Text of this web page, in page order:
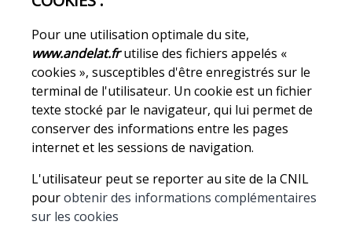
Pour une utilisation optimale du site,
www.andelat.frutilise des fichiers appelés «
cookies », susceptibles d'être enregistrés sur le
terminal de l'utilisateur. Un cookie est un fichier
texte stocké par le navigateur, qui lui permet de
conserver des informations entre les pages
internet et les sessions de navigation.
L'utilisateur peut se reporter au site de la CNIL
pourobtenir des informations complémentaires
sur les cookies